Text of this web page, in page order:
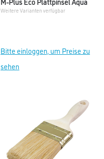
Weitere Varianten verfügbar
Bitte einloggen, um Preise zu
sehen